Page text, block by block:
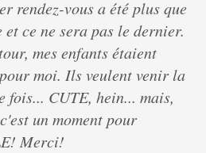
rendez-vous a été plus que
et ce ne sera pas le dernier.
mes enfants étaient
moi. Ils veulent venir la
fois... CUTE, hein... mais,
un moment pour
Merci!